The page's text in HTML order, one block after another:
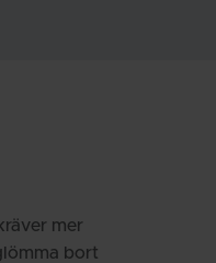
mer
bort